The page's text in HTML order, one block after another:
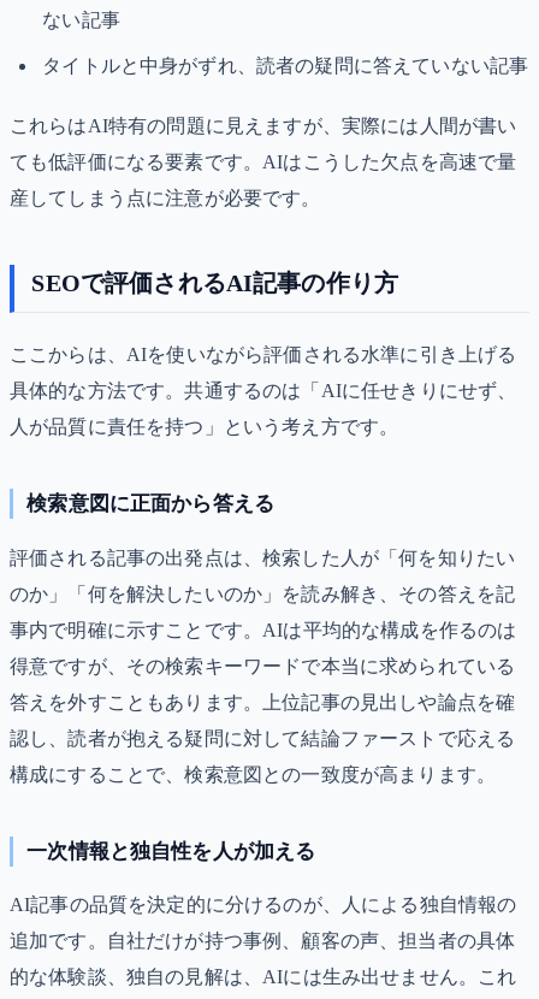
ない記事
タイトルと中身がずれ、読者の疑問に答えていない記事
これらはAI特有の問題に見えますが、実際には人間が書い
ても低評価になる要素です。AIはこうした欠点を高速で量
産してしまう点に注意が必要です。
SEOで評価されるAI記事の作り方
ここからは、AIを使いながら評価される水準に引き上げる
具体的な方法です。共通するのは「AIに任せきりにせず、
人が品質に責任を持つ」という考え方です。
検索意図に正面から答える
評価される記事の出発点は、検索した人が「何を知りたい
のか」「何を解決したいのか」を読み解き、その答えを記
事内で明確に示すことです。AIは平均的な構成を作るのは
得意ですが、その検索キーワードで本当に求められている
答えを外すこともあります。上位記事の見出しや論点を確
認し、読者が抱える疑問に対して結論ファーストで応える
構成にすることで、検索意図との一致度が高まります。
一次情報と独自性を人が加える
AI記事の品質を決定的に分けるのが、人による独自情報の
追加です。自社だけが持つ事例、顧客の声、担当者の具体
的な体験談、独自の見解は、AIには生み出せません。これ